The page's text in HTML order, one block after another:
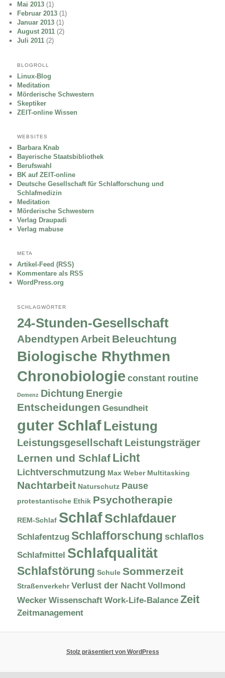
Mai 2013 (1)
Februar 2013 (1)
Januar 2013 (1)
August 2011 (2)
Juli 2011 (2)
BLOGROLL
Linux-Blog
Meditation
Mörderische Schwestern
Skeptiker
ZEIT-online Wissen
WEBSITES
Barbara Knab
Bayerische Staatsbibliothek
Berufswahl
BK auf ZEIT-online
Deutsche Gesellschaft für Schlafforschung und
Schlafmedizin
Meditation
Mörderische Schwestern
Verlag Draupadi
Verlag mabuse
META
Artikel-Feed (RSS)
Kommentare als RSS
WordPress.org
SCHLAGWÖRTER
24-Stunden-Gesellschaft
Abendtypen Arbeit Beleuchtung
Biologische Rhythmen
Chronobiologie constant routine
Demenz Dichtung Energie
Entscheidungen Gesundheit
guter SchlafLeistung
Leistungsgesellschaft Leistungsträger
Lernen und Schlaf Licht
Lichtverschmutzung Max Weber Multitasking
Nachtarbeit Naturschutz Pause
protestantische Ethik Psychotherapie
REM-Schlaf SchlafSchlafdauer
Schlafentzug Schlafforschung schlaflos
Schlafmittel Schlafqualität
Schlafstörung Schule Sommerzeit
Straßenverkehr Verlust der Nacht Vollmond
Wecker Wissenschaft Work-Life-Balance Zeit
Zeitmanagement
Stolz präsentiert von WordPress